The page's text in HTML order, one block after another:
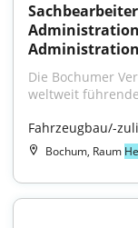
Die Bochumer
weltweit
Fahrzeugbau/-
Bochum, Raum